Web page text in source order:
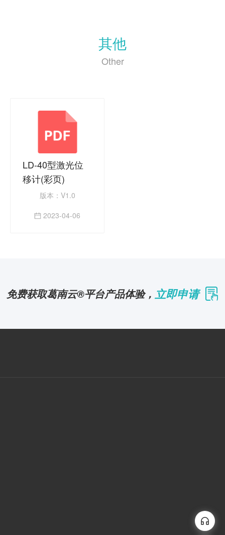
其他
Other
LD-40型激光位
移计(彩页)
版本 ： V1.0
2023-04-06
免费获取葛南云®平台产品体验， 立即申请